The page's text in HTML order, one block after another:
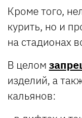
Кроме того,
курить, но и
на стадионах
В целом
изделий, а
кальянов: